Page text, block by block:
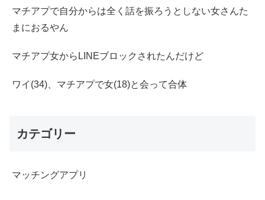
マチアプで自分からは全く話を振ろうとしない女さんた
まにおるやん
マチアプ女からLINEブロックされたんだけど
ワイ(34)、マチアプで女(18)と会って合体
カテゴリー
マッチングアプリ